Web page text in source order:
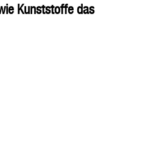
Kunststoffe das